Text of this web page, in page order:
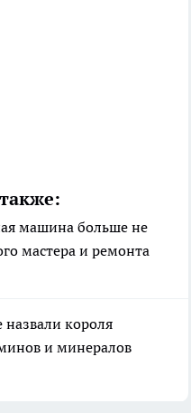
машина больше не
мастера и ремонта
короля
и минералов